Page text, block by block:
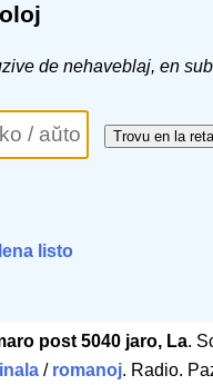
de nehaveblaj, en
listo
post 5040 jaro, La.
/ romanoj. Radio.